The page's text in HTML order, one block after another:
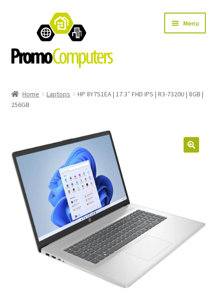
navigatie
inhoud
Menu
Computer onderdelen
Home
Verzendopties en levertijd
Privacybeleid
Winkelmand
Home Laptops
HP 8Y7S1EA | 17.3″ FHD IPS | R3-7320U | 8GB |
256GB